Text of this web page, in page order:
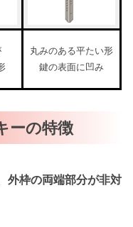
丸みのある平たい形
鍵の表面に凹み
ーの特徴
外枠の両端部分が非対